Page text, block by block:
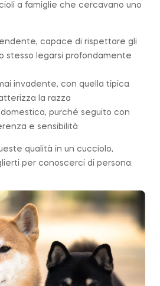
a famiglie che cercavano uno
capace di rispettare gli
stesso legarsi profondamente
invadente, con quella tipica
la razza
purché seguito con
e sensibilità
qualità in un cucciolo,
per conoscerci di persona.